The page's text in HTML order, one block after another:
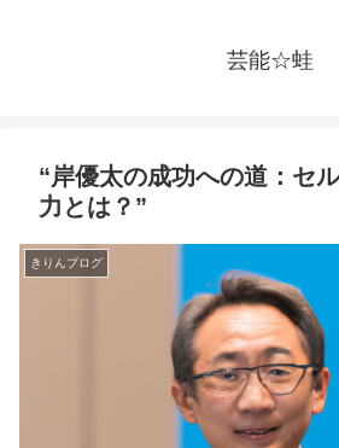
芸能☆蛙
“岸優太の成功への道：セ
力とは？”
きりんブログ